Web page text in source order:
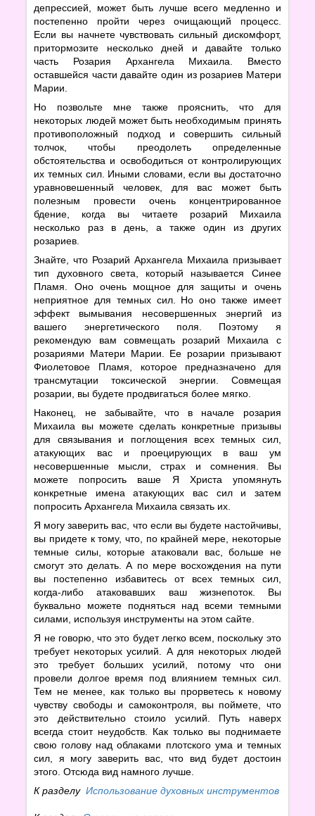
депрессией, может быть лучше всего медленно и
постепенно пройти через очищающий процесс.
Если вы начнете чувствовать сильный дискомфорт,
притормозите несколько дней и давайте только
часть Розария Архангела Михаила. Вместо
оставшейся части давайте один из розариев Матери
Марии.
Но позвольте мне также прояснить, что для
некоторых людей может быть необходимым принять
противоположный подход и совершить сильный
толчок, чтобы преодолеть определенные
обстоятельства и освободиться от контролирующих
их темных сил. Иными словами, если вы достаточно
уравновешенный человек, для вас может быть
полезным провести очень концентрированное
бдение, когда вы читаете розарий Михаила
несколько раз в день, а также один из других
розариев.
Знайте, что Розарий Архангела Михаила призывает
тип духовного света, который называется Синее
Пламя. Оно очень мощное для защиты и очень
неприятное для темных сил. Но оно также имеет
эффект вымывания несовершенных энергий из
вашего энергетического поля. Поэтому я
рекомендую вам совмещать розарий Михаила с
розариями Матери Марии. Ее розарии призывают
Фиолетовое Пламя, которое предназначено для
трансмутации токсической энергии. Совмещая
розарии, вы будете продвигаться более мягко.
Наконец, не забывайте, что в начале розария
Михаила вы можете сделать конкретные призывы
для связывания и поглощения всех темных сил,
атакующих вас и проецирующих в ваш ум
несовершенные мысли, страх и сомнения. Вы
можете попросить ваше Я Христа упомянуть
конкретные имена атакующих вас сил и затем
попросить Архангела Михаила связать их.
Я могу заверить вас, что если вы будете настойчивы,
вы придете к тому, что, по крайней мере, некоторые
темные силы, которые атаковали вас, больше не
смогут это делать. А по мере восхождения на пути
вы постепенно избавитесь от всех темных сил,
когда-либо атаковавших ваш жизнепоток. Вы
буквально можете подняться над всеми темными
силами, используя инструменты на этом сайте.
Я не говорю, что это будет легко всем, поскольку это
требует некоторых усилий. А для некоторых людей
это требует больших усилий, потому что они
провели долгое время под влиянием темных сил.
Тем не менее, как только вы прорветесь к новому
чувству свободы и самоконтроля, вы поймете, что
это действительно стоило усилий. Путь наверх
всегда стоит неудобств. Как только вы поднимаете
свою голову над облаками плотского ума и темных
сил, я могу заверить вас, что вид будет достоин
этого. Отсюда вид намного лучше.
К разделуИспользование духовных инструментов